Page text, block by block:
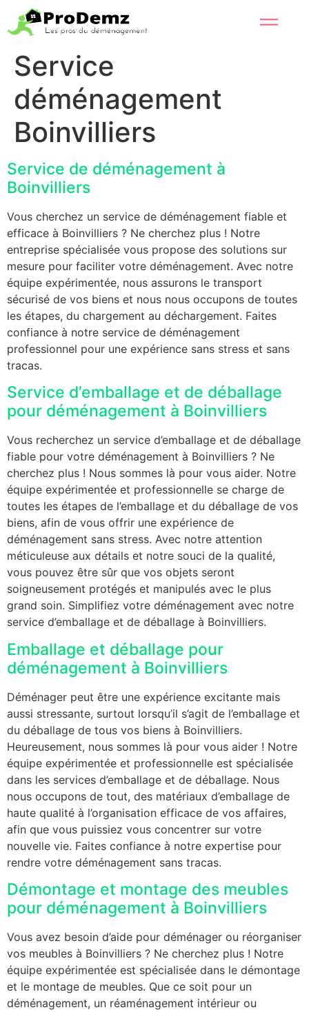
Service
déménagement
Boinvilliers
Service de déménagement à
Boinvilliers
Vous cherchez un service de déménagement fiable et
efficace à Boinvilliers ? Ne cherchez plus ! Notre
entreprise spécialisée vous propose des solutions sur
mesure pour faciliter votre déménagement. Avec notre
équipe expérimentée, nous assurons le transport
sécurisé de vos biens et nous nous occupons de toutes
les étapes, du chargement au déchargement. Faites
confiance à notre service de déménagement
professionnel pour une expérience sans stress et sans
tracas.
Service d’emballage et de déballage
pour déménagement à Boinvilliers
Vous recherchez un service d’emballage et de déballage
fiable pour votre déménagement à Boinvilliers ? Ne
cherchez plus ! Nous sommes là pour vous aider. Notre
équipe expérimentée et professionnelle se charge de
toutes les étapes de l’emballage et du déballage de vos
biens, afin de vous offrir une expérience de
déménagement sans stress. Avec notre attention
méticuleuse aux détails et notre souci de la qualité,
vous pouvez être sûr que vos objets seront
soigneusement protégés et manipulés avec le plus
grand soin. Simplifiez votre déménagement avec notre
service d’emballage et de déballage à Boinvilliers.
Emballage et déballage pour
déménagement à Boinvilliers
Déménager peut être une expérience excitante mais
aussi stressante, surtout lorsqu’il s’agit de l’emballage et
du déballage de tous vos biens à Boinvilliers.
Heureusement, nous sommes là pour vous aider ! Notre
équipe expérimentée et professionnelle est spécialisée
dans les services d’emballage et de déballage. Nous
nous occupons de tout, des matériaux d’emballage de
haute qualité à l’organisation efficace de vos affaires,
afin que vous puissiez vous concentrer sur votre
nouvelle vie. Faites confiance à notre expertise pour
rendre votre déménagement sans tracas.
Démontage et montage des meubles
pour déménagement à Boinvilliers
Vous avez besoin d’aide pour déménager ou réorganiser
vos meubles à Boinvilliers ? Ne cherchez plus ! Notre
équipe expérimentée est spécialisée dans le démontage
et le montage de meubles. Que ce soit pour un
déménagement, un réaménagement intérieur ou